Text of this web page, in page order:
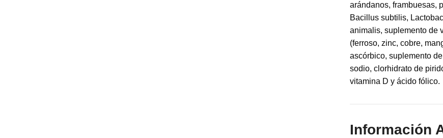
arándanos, frambuesas,
Bacillus subtilis,
animalis, suplemento de
(ferroso, zinc, cobre,
ascórbico, suplemento
sodio, clorhidrato de
vitamina D y ácido fólico.
Información